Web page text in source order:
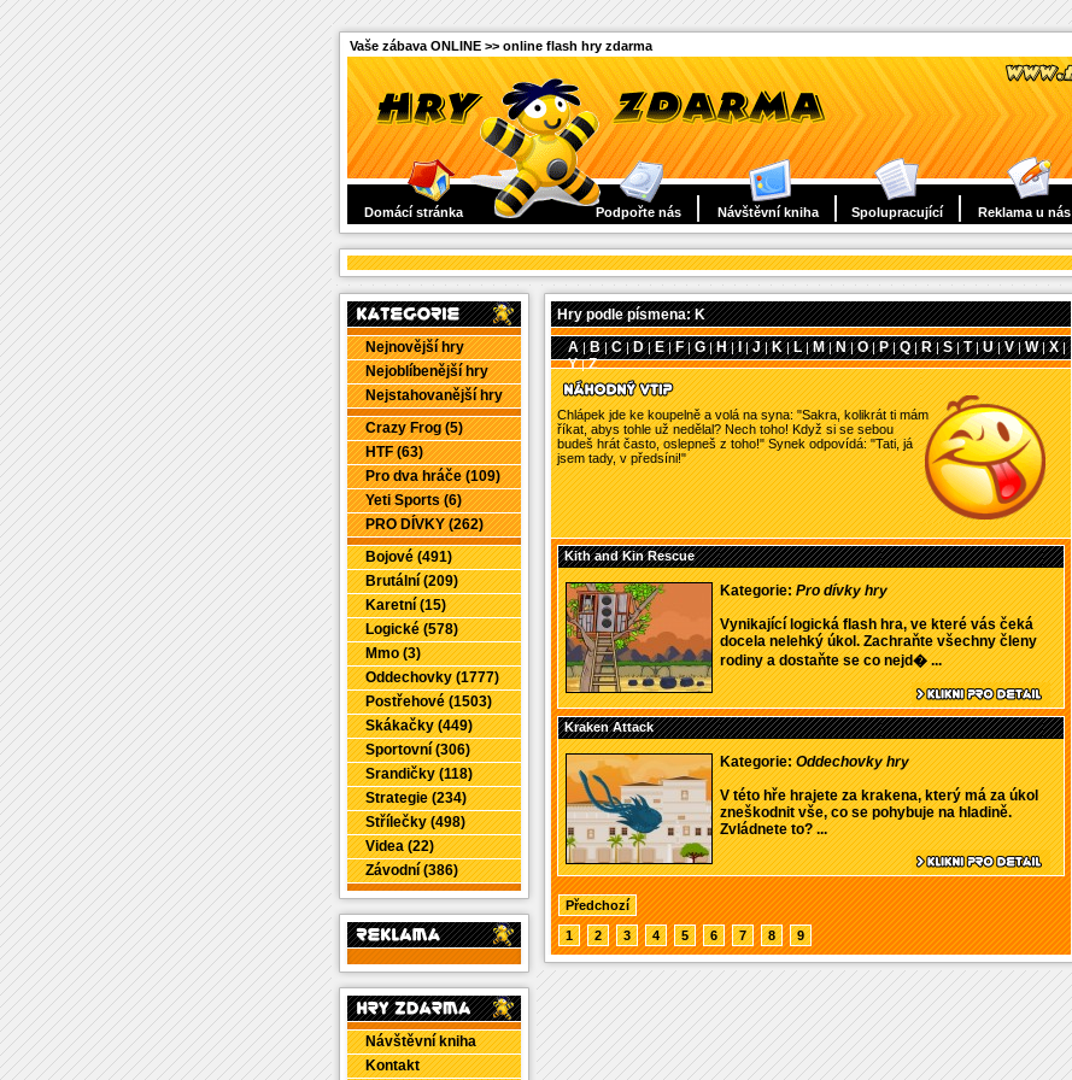
Vaše zábava ONLINE >> online flash hry zdarma
Domácí stránka Podpořte nás Návštěvní kniha Spolupracující Reklama u nás
Nejnovější hry
Nejoblíbenější hry
Nejstahovanější hry
Crazy Frog (5)
HTF (63)
Pro dva hráče (109)
Yeti Sports (6)
PRO DÍVKY (262)
Bojové (491)
Brutální (209)
Karetní (15)
Logické (578)
Mmo (3)
Oddechovky (1777)
Postřehové (1503)
Skákačky (449)
Sportovní (306)
Srandičky (118)
Strategie (234)
Střílečky (498)
Videa (22)
Závodní (386)
Návštěvní kniha
Kontakt
Hry podle písmena: K
A |B |C |D |E |F |G |H |I |J |K |L |M |N |O |P |Q |R |S |T |U |V |W |X |
Y |Z
Chlápek jde ke koupelně a volá na syna: "Sakra, kolikrát ti mám
říkat, abys tohle už nedělal? Nech toho! Když si se sebou
budeš hrát často, oslepneš z toho!" Synek odpovídá: "Tati, já
jsem tady, v předsíni!"
Kith and Kin Rescue
Kategorie:Pro dívky hry
Vynikající logická flash hra, ve které vás čeká
docela nelehký úkol. Zachraňte všechny členy
rodiny a dostaňte se co nejd� ...
Kraken Attack
Kategorie:Oddechovky hry
V této hře hrajete za krakena, který má za úkol
zneškodnit vše, co se pohybuje na hladině.
Zvládnete to? ...
Předchozí
1 2 3 4 5 6 7 8 9